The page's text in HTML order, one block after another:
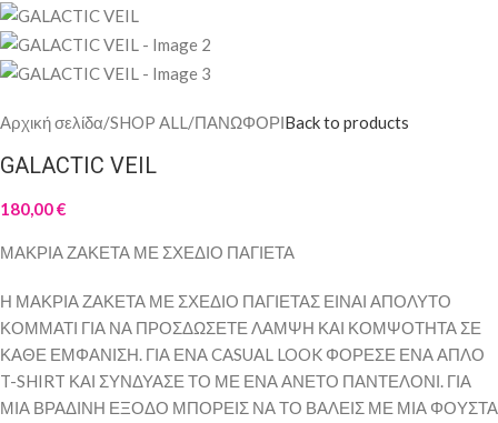
Αρχική σελίδα/SHOP ALL/ΠΑΝΩΦΟΡΙBack to products
GALACTIC VEIL
180,00€
ΜΑΚΡΙΑ ΖΑΚΕΤΑ ΜΕ ΣΧΕΔΙΟ ΠΑΓΙΕΤΑ
Η ΜΑΚΡΙΑ ΖΑΚΕΤΑ ΜΕ ΣΧΕΔΙΟ ΠΑΓΙΕΤΑΣ ΕΙΝΑΙ ΑΠΟΛΥΤΟ
ΚΟΜΜΑΤΙ ΓΙΑ ΝΑ ΠΡΟΣΔΩΣΕΤΕ ΛΑΜΨΗ ΚΑΙ ΚΟΜΨΟΤΗΤΑ ΣΕ
ΚΑΘΕ ΕΜΦΑΝΙΣΗ. ΓΙΑ ΕΝΑ CASUAL LOOK ΦΟΡΕΣΕ ΕΝΑ ΑΠΛΟ
T-SHIRT ΚΑΙ ΣΥΝΔΥΑΣΕ ΤΟ ΜΕ ΕΝΑ ΑΝΕΤΟ ΠΑΝΤΕΛΟΝΙ. ΓΙΑ
ΜΙΑ ΒΡΑΔΙΝΗ ΕΞΟΔΟ ΜΠΟΡΕΙΣ ΝΑ ΤΟ ΒΑΛΕΙΣ ΜΕ ΜΙΑ ΦΟΥΣΤΑ